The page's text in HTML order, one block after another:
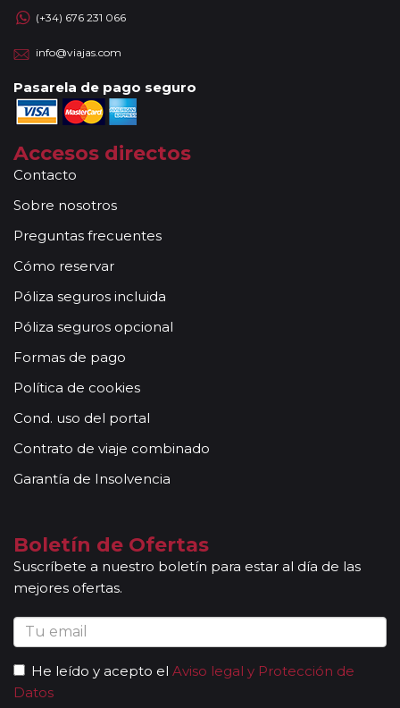
(+34) 676 231 066
info@viajas.com
Pasarela de pago seguro
Accesos directos
Contacto
Sobre nosotros
Preguntas frecuentes
Cómo reservar
Póliza seguros incluida
Póliza seguros opcional
Formas de pago
Política de cookies
Cond. uso del portal
Contrato de viaje combinado
Garantía de Insolvencia
Boletín de Ofertas
Suscríbete a nuestro boletín para estar al día de las
mejores ofertas.
He leído y acepto el Aviso legal y Protección de
Datos